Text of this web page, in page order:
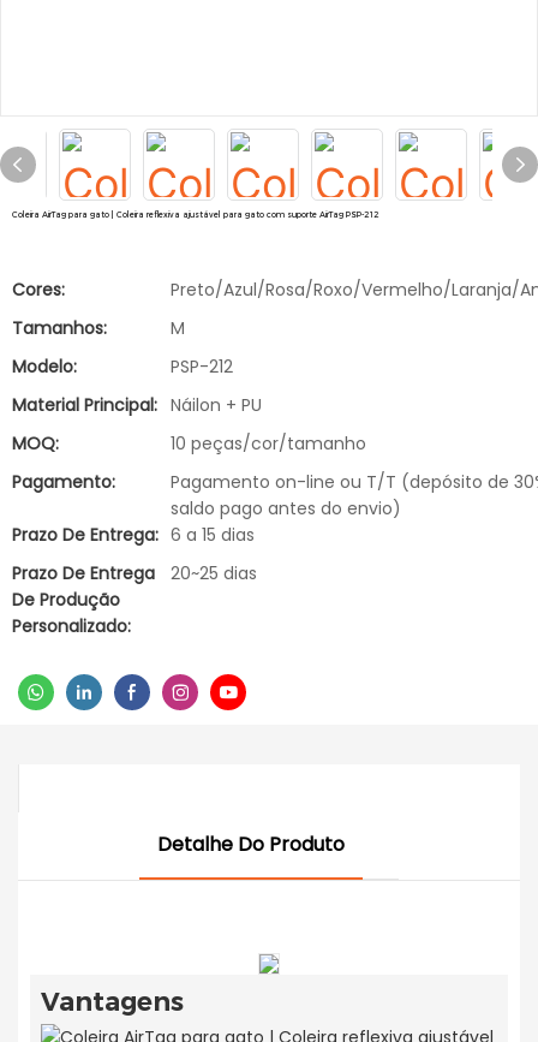
Coleira AirTag para gato | Coleira reflexiva ajustável para gato com suporte AirTag PSP-212
Cores:
Preto/Azul/Rosa/Roxo/Vermelho/Laranja/
Tamanhos:
M
Modelo:
PSP-212
Material Principal: Náilon + PU
MOQ:
10 peças/cor/tamanho
Pagamento:
Pagamento on-line ou T/T (depósito de
saldo pago antes do envio)
Prazo De Entrega: 6 a 15 dias
Prazo De Entrega
De Produção
Personalizado:
20~25 dias
Detalhe Do Produto
Vantagens